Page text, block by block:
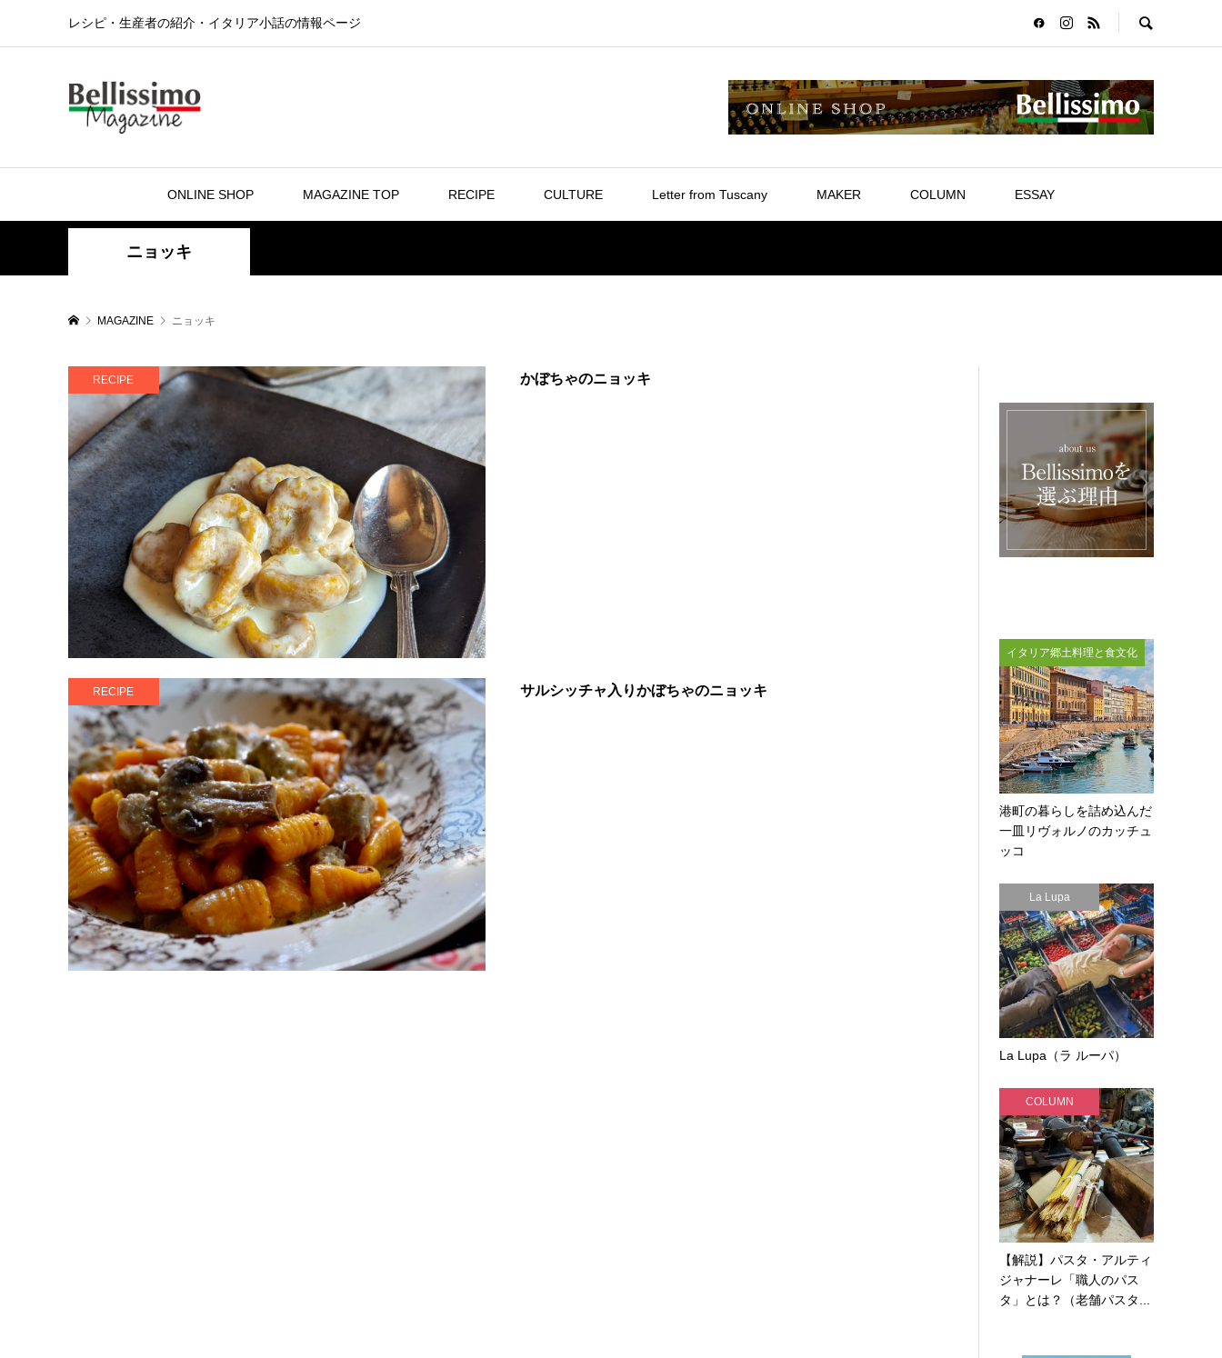
レシピ・生産者の紹介・イタリア小話の情報ページ
ONLINE SHOP MAGAZINE TOP RECIPE CULTURE Letter from Tuscany MAKER COLUMN ESSAY
ニョッキ
MAGAZINE ニョッキ
RECIPE かぼちゃのニョッキ
RECIPE サルシッチャ入りかぼちゃのニョッキ
イタリア郷土料理と食文化
港町の暮らしを詰め込んだ
一皿リヴォルノのカッチュ
ッコ
La Lupa
La Lupa（ラ ルーパ）
COLUMN
【解説】パスタ・アルティ
ジャナーレ「職人のパス
タ」とは？（老舗パスタ...